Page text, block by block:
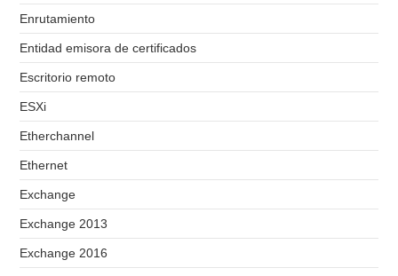
Enrutamiento
Entidad emisora de certificados
Escritorio remoto
ESXi
Etherchannel
Ethernet
Exchange
Exchange 2013
Exchange 2016